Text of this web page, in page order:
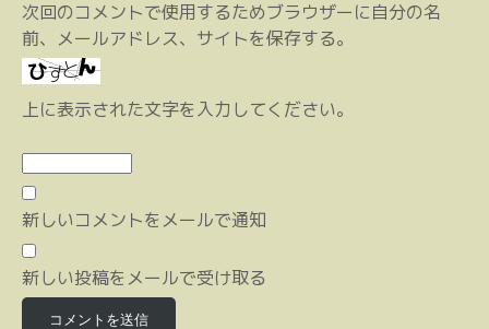
次回のコメントで使用するためブラウザーに自分の名
前、メールアドレス、サイトを保存する。
上に表示された文字を入力してください。
新しいコメントをメールで通知
新しい投稿をメールで受け取る